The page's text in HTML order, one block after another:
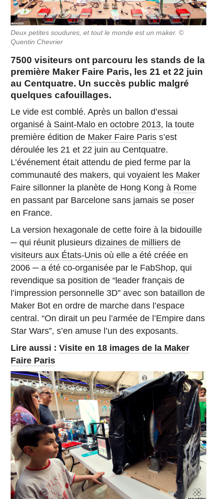
Deux petites soudures, et tout le monde est un maker. ©
Quentin Chevrier
7500 visiteurs ont parcouru les stands de la
première Maker Faire Paris, les 21 et 22 juin
au Centquatre. Un succès public malgré
quelques cafouillages.
Le vide est comblé. Après un ballon d’essai
organisé à Saint-Malo en octobre 2013, la toute
première édition de Maker Faire Paris s’est
déroulée les 21 et 22 juin au Centquatre.
L’événement était attendu de pied ferme par la
communauté des makers, qui voyaient les Maker
Faire sillonner la planète de Hong Kong à Rome
en passant par Barcelone sans jamais se poser
en France.
La version hexagonale de cette foire à la bidouille
─ qui réunit plusieursdizaines de milliers de
visiteurs aux États-Unis où elle a été créée en
2006 ─ a été co-organisée par le FabShop, qui
revendique sa position de “leader français de
l’impression personnelle 3D” avec son bataillon de
Maker Bot en ordre de marche dans l’espace
central. “On dirait un peu l’armée de l’Empire dans
Star Wars”, s’en amuse l’un des exposants.
Lire aussi :Visite en 18 images de la Maker
Faire Paris